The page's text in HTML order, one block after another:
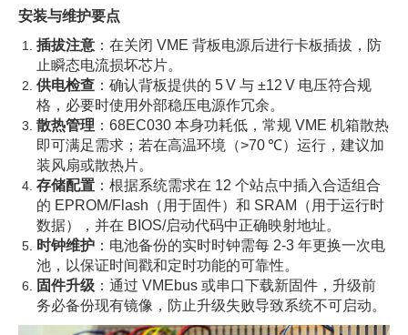
安装与维护要点
插拔注意 ：在关闭 VME 背板电源后进行卡板插拔，防
止瞬态电流损坏芯片。
供电检查 ：确认背板提供的 5 V 与 ±12 V 电压符合规
格，必要时使用外部稳压电源作冗余。
散热管理 ：68EC030 本身功耗低，常规 VME 机箱散热
即可满足需求；若在高温环境（>70 ℃）运行，建议加
装风扇或散热片。
存储配置 ：根据系统需求在 12 个站点中插入合适组合
的 EPROM/Flash（用于固件）和 SRAM（用于运行时
数据），并在 BIOS/启动代码中正确映射地址。
时钟维护 ：电池备份的实时时钟需每 2‑3 年更换一次电
池，以保证时间戳和定时功能的可靠性。
固件升级 ：通过 VMEbus 或串口下载新固件，升级前
务必备份现有镜像，防止升级失败导致系统不可启动。